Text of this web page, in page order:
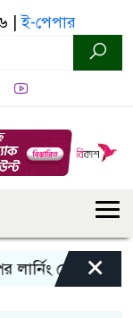
|ই-পেপার
শেয়ারিং ×